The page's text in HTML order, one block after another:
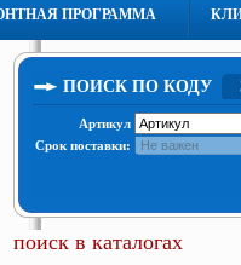
ПРОГРАММА
ПОИСК ПО КОДУ
Артикул
Срок поставки:
поиск в каталогах